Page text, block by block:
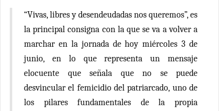
“Vivas, libres y desendeudadas nos queremos”, es
la principal consigna con la que se va a volver a
marchar en la jornada de hoy miércoles 3 de
junio, en lo que representa un mensaje
elocuente que señala que no se puede
desvincular el femicidio del patriarcado, uno de
los pilares fundamentales de la propia